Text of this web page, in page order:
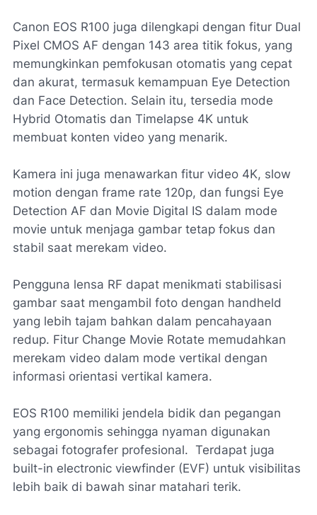
Canon EOS R100 juga dilengkapi dengan fitur Dual
Pixel CMOS AF dengan 143 area titik fokus, yang
memungkinkan pemfokusan otomatis yang cepat
dan akurat, termasuk kemampuan Eye Detection
dan Face Detection. Selain itu, tersedia mode
Hybrid Otomatis dan Timelapse 4K untuk
membuat konten video yang menarik.
Kamera ini juga menawarkan fitur video 4K, slow
motion dengan frame rate 120p, dan fungsi Eye
Detection AF dan Movie Digital IS dalam mode
movie untuk menjaga gambar tetap fokus dan
stabil saat merekam video.
Pengguna lensa RF dapat menikmati stabilisasi
gambar saat mengambil foto dengan handheld
yang lebih tajam bahkan dalam pencahayaan
redup. Fitur Change Movie Rotate memudahkan
merekam video dalam mode vertikal dengan
informasi orientasi vertikal kamera.
EOS R100 memiliki jendela bidik dan pegangan
yang ergonomis sehingga nyaman digunakan
sebagai fotografer profesional. Terdapat juga
built-in electronic viewfinder (EVF) untuk visibilitas
lebih baik di bawah sinar matahari terik.